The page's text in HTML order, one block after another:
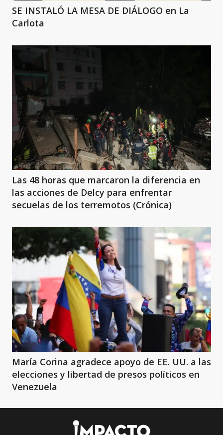
SE INSTALÓ LA MESA DE DIÁLOGO en La
Carlota
Las 48 horas que marcaron la diferencia en
las acciones de Delcy para enfrentar
secuelas de los terremotos (Crónica)
María Corina agradece apoyo de EE. UU. a las
elecciones y libertad de presos políticos en
Venezuela